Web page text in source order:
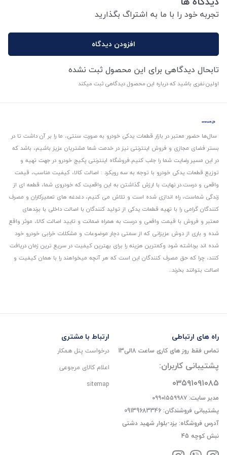
تجربه خود را با ما به اشتراگ بگذارید
افزودن دیدگاه
تابحال دیدگاهی برای این محصول ثبت نشده
اولین نفری باشید که درباره این محصول دیدگاهی ثبت میکند
سال‌ها حضور معتبر در بازار قطعات یدکی خودرو به صورت سنتی، ما را بر آن داشت تا در
بستر فضای مجازی و فروش اینترنتی نیز در خدمت شما مشتریان عزیز باشیم، باشد که
در این مسیر رضایت شما را جلب کنیم.فروشگاه اینترنتی پکیج خودرو در جهت تهیه و
توزیع قطعات یدکی خودرو با توجه به سه رویکرد : اصالت کالا، کیفیت مناسب، قیمت
واقعی و درست.در نهایت با ارزش گذاشتن به این واقعیت که خودروی شما، قطعه ای از
زندگی شماست، راه اندازی شده است و تلاش می کنیم، دغدغه های تعمیرکاران و مصرف
کنندگان گرامی را با تهیه قطعات یدکی از تولید کنندگان با اصالت داخلی با برندهای
معتبر و فروش با قیمت واقعی و درست به همراه ضمانت و تایید اصالت کالا، موثر واقع
شده و باری از دوش عزیزانی که از سمتی دچار موضوعات و مشکلات خرابی خودرو خود
شده اند برداشته شود و‌کمترین هزینه را برای بهترین کیفیت در سریع ترین زمان دریافت
کنند، چرا که حق مصرف کنندگان این است که هر آنچه میخواهند را با همان کیفیت و
اصالت بتوانند بخرند..
راه های ارتباطی
تماس فقط روز های کاری ساعت 8الی13
پشتیبانی کاربران:
۰۳۵۹۱۰۹۱۰۸۵
مدیر سایت: ۰۹۹۰۱۵۵۹۹۸۷
پشتیبانی فروشندگان: 09139683346
آدرس فروشگاه: یزد-بلوار شهید دشتی
نبش کوچه 45
ارتباط با مشتری
درخواست پنل همکار
اعلام کالای مرجوعی
sitemap